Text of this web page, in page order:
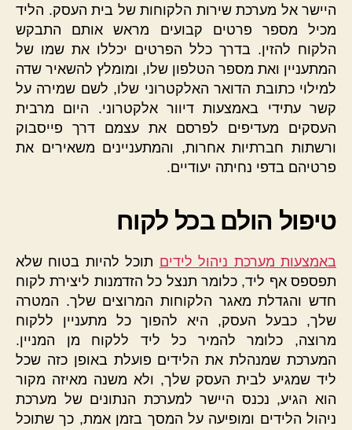
היישר אל מערכת שירות הלקוחות של בית העסק. הליד
מכיל מספר פרטים קבועים מראש אותם התבקש
הלקוח להזין. בדרך כלל הפרטים יכללו את שמו של
המתעניין ואת מספר הטלפון שלו, ומומלץ להשאיר שדה
למילוי כתובת הדואר האלקטרוני שלו, לשם שמירה על
קשר עתידי באמצעות דיוור אלקטרוני. היום מרבית
העסקים מעדיפים לפרסם את עצמם דרך פייסבוק
ורשתות חברתיות אחרות, והמתעניינים משאירים את
פרטיהם בדפי נחיתה יעודיים.
טיפול הולם בכל לקוח
באמצעות מערכת ניהול לידים תוכל להיות בטוח שלא
תפספס אף ליד, כלומר תנצל כל הזדמנות ליצירת לקוח
חדש והגדלת מאגר הלקוחות המרוצים שלך. המטרה
שלך, כבעל העסק, היא להפוך כל מתעניין ללקוח
מרוצה, כלומר להמיר כל ליד ללקוח מן המניין.
המערכת שמנהלת את הלידים פועלת באופן כזה שכל
ליד שמגיע לבית העסק שלך, ולא משנה מאיזה מקור
הוא הגיע, נכנס היישר למערכת הנתונים של מערכת
ניהול הלידים ומופיעה על המסך בזמן אמת, כך שתוכל